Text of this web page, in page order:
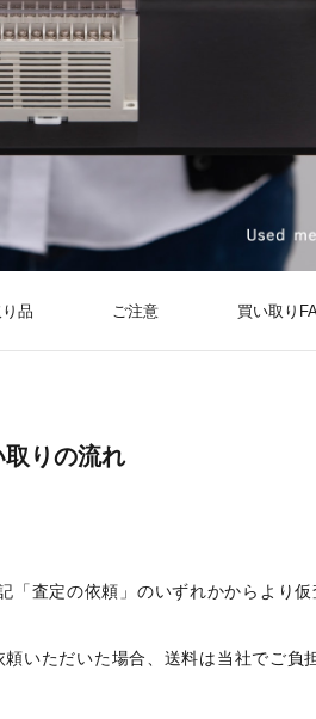
品 ご注意 買い取り
取りの流れ
「査定の依頼」のいずれかからより仮
いただいた場合、送料は当社でご負